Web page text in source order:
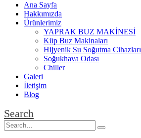
Ana Sayfa
Hakkımızda
Ürünlerimiz
YAPRAK BUZ MAKİNESİ
Küp Buz Makinaları
Hijyenik Su Soğutma Cihazları
Soğukhava Odası
Chiller
Galeri
İletişim
Blog
Search